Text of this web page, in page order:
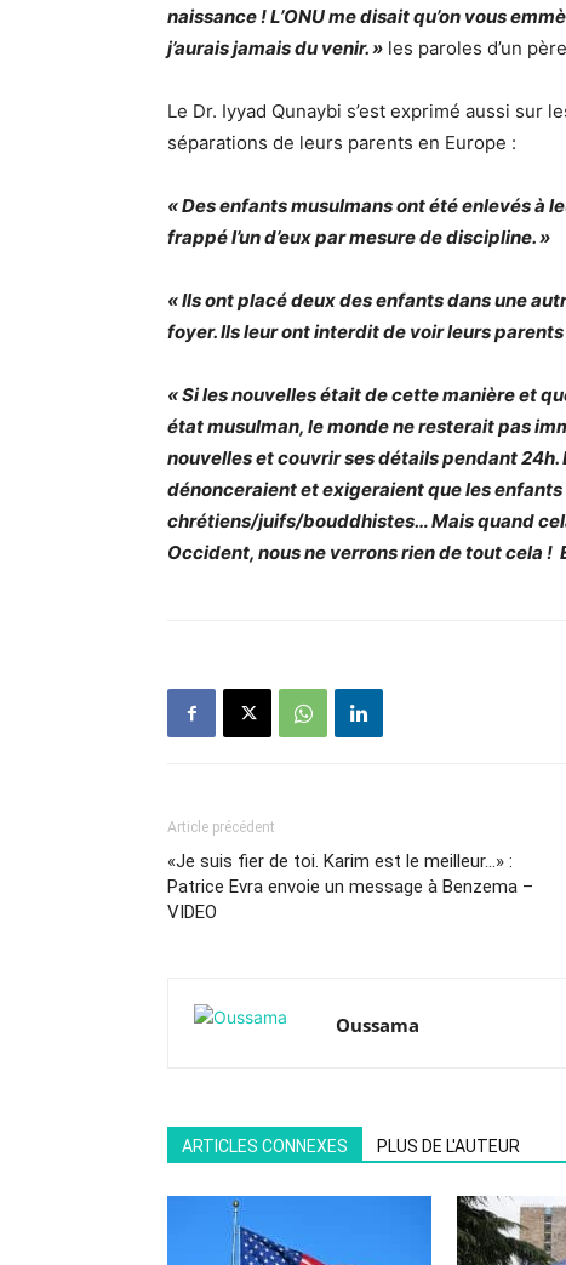
naissance ! L’ONU me disait qu’on vous
j’aurais jamais du venir. » les paroles d’un
Le Dr. Iyyad Qunaybi s’est exprimé aussi sur
séparations de leurs parents en Europe :
« Des enfants musulmans ont été enlevés à
frappé l’un d’eux par mesure de discipline. »
« Ils ont placé deux des enfants dans une
foyer. Ils leur ont interdit de voir leurs
« Si les nouvelles était de cette manière et
état musulman, le monde ne resterait pas
nouvelles et couvrir ses détails pendant
dénonceraient et exigeraient que les
chrétiens/juifs/bouddhistes… Mais quand
Occident, nous ne verrons rien de tout cela !
Article précédent
«Je suis fier de toi. Karim est le meilleur…» :
Patrice Evra envoie un message à Benzema –
VIDEO
Oussama
ARTICLES CONNEXES PLUS DE L'AUTEUR